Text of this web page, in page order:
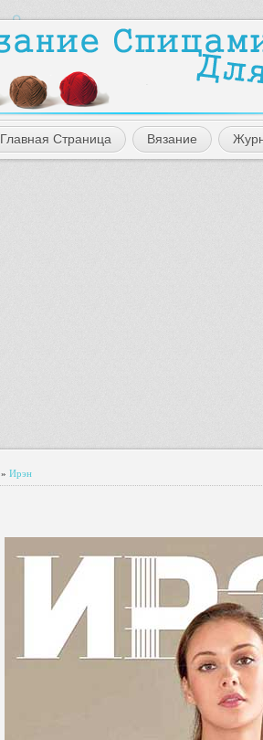
Главная Страница Вязание
» Ирэн